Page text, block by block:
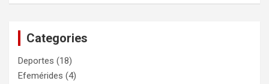
Categories
Deportes (18)
Efemérides (4)